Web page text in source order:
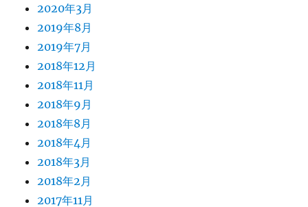
2020年3月
2019年8月
2019年7月
2018年12月
2018年11月
2018年9月
2018年8月
2018年4月
2018年3月
2018年2月
2017年11月